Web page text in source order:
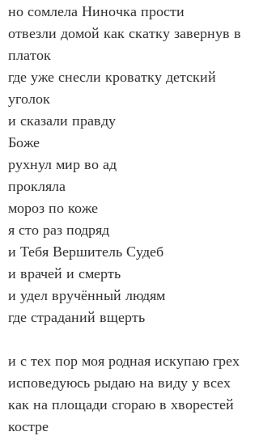
но сомлела Ниночка прости
отвезли домой как скатку завернув в
платок
где уже снесли кроватку детский
уголок
и сказали правду
Боже
рухнул мир во ад
прокляла
мороз по коже
я сто раз подряд
и Тебя Вершитель Судеб
и врачей и смерть
и удел вручённый людям
где страданий вщерть
и с тех пор моя родная искупаю грех
исповедуюсь рыдаю на виду у всех
как на площади сгораю в хворестей
костре